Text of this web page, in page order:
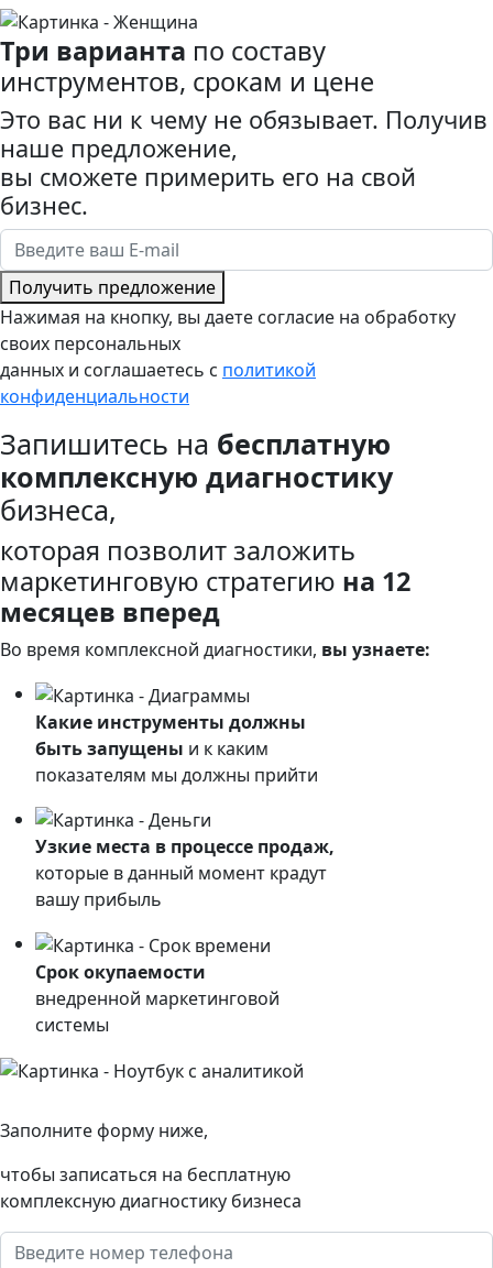
Три варианта по составу
инструментов, срокам и цене
Это вас ни к чему не обязывает. Получив
наше предложение,
вы сможете примерить его на свой
бизнес.
Получить предложение
Нажимая на кнопку, вы даете согласие на обработку
своих персональных
данных и соглашаетесь с политикой
конфиденциальности
Запишитесь на бесплатную
комплексную диагностику
бизнеса,
которая позволит заложить
маркетинговую стратегию на 12
месяцев вперед
Во время комплексной диагностики, вы узнаете:
Какие инструменты должны
быть запущены и к каким
показателям мы должны прийти
Узкие места в процессе продаж,
которые в данный момент крадут
вашу прибыль
Срок окупаемости
внедренной маркетинговой
системы
Заполните форму ниже,
чтобы записаться на бесплатную
комплексную диагностику бизнеса